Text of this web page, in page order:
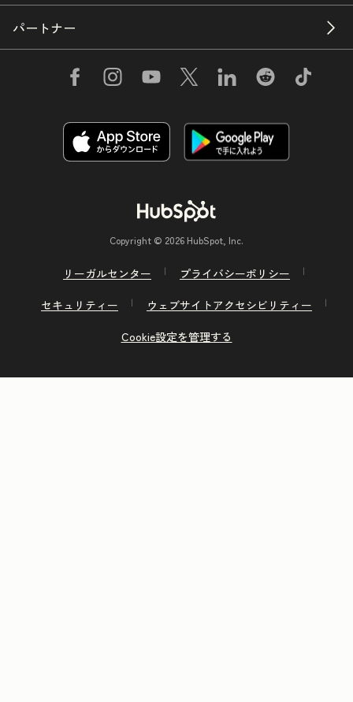
パートナー
Copyright © 2026 HubSpot, Inc.
リーガルセンター
プライバシーポリシー
セキュリティー
ウェブサイトアクセシビリティー
Cookie設定を管理する